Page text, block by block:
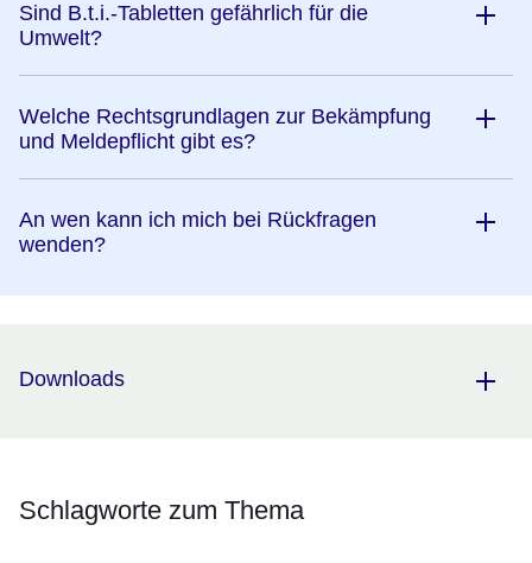
Sind B.t.i.-Tabletten gefährlich für die
Umwelt?
Welche Rechtsgrundlagen zur Bekämpfung
und Meldepflicht gibt es?
An wen kann ich mich bei Rückfragen
wenden?
Downloads
Schlagworte zum Thema